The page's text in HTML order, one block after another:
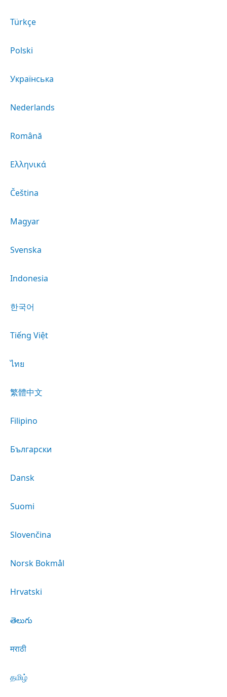
Türkçe
Polski
Українська
Nederlands
Română
Ελληνικά
Čeština
Magyar
Svenska
Indonesia
한국어
Tiếng Việt
ไทย
繁體中文
Filipino
Български
Dansk
Suomi
Slovenčina
Norsk Bokmål
Hrvatski
తెలుగు
मराठी
தமிழ்